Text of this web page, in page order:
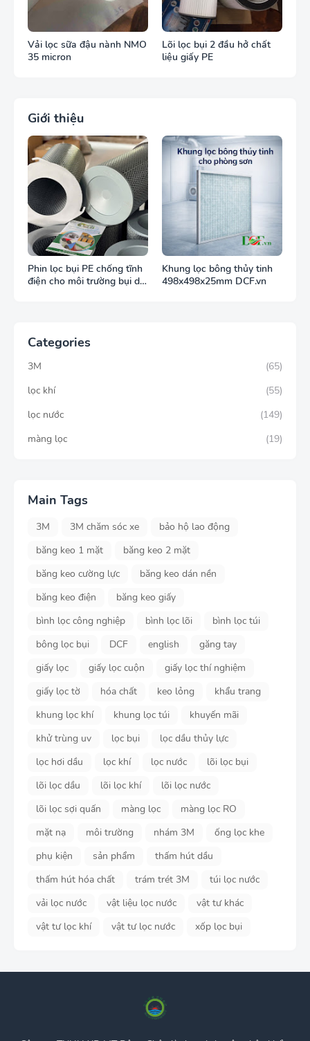
Vải lọc sữa đậu nành NMO
35 micron
Lõi lọc bụi 2 đầu hở chất
liệu giấy PE
Giới thiệu
Phin lọc bụi PE chống tĩnh
điện cho môi trường bụi dễ
Khung lọc bông thủy tinh
498x498x25mm DCF.vn
Categories
3M
(65)
lọc khí
(55)
lọc nước
(149)
màng lọc
(19)
Main Tags
3M 3M chăm sóc xe
bảo hộ lao động
băng keo 1 mặt
băng keo 2 mặt
băng keo cường lực
băng keo dán nền
băng keo điện
băng keo giấy
bình lọc công nghiệp
bình lọc lõi
bình lọc túi
bông lọc bụi
DCF english
găng tay
giấy lọc
giấy lọc cuộn
giấy lọc thí nghiệm
giấy lọc tờ
hóa chất keo lỏng
khẩu trang
khung lọc khí
khung lọc túi
khuyến mãi
khử trùng uv
lọc bụi
lọc dầu thủy lực
lọc hơi dầu
lọc khí lọc nước
lõi lọc bụi
lõi lọc dầu
lõi lọc khí
lõi lọc nước
lõi lọc sợi quấn
màng lọc
màng lọc RO
mặt nạ
môi trường nhám 3M
ống lọc khe
phụ kiện
sản phẩm
thấm hút dầu
thấm hút hóa chất
trám trét 3M
túi lọc nước
vải lọc nước
vật liệu lọc nước
vật tư khác
vật tư lọc khí
vật tư lọc nước xốp lọc bụi